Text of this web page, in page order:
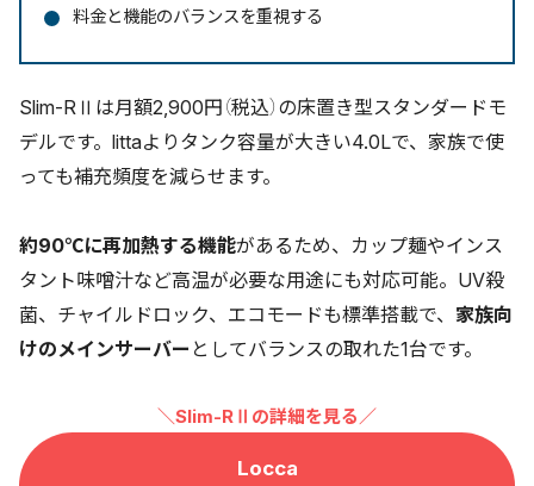
料金と機能のバランスを重視する
Slim-RⅡは月額2,900円（税込）の床置き型スタンダードモ
デルです。littaよりタンク容量が大きい4.0Lで、家族で使
っても補充頻度を減らせます。
約90℃に再加熱する機能があるため、カップ麺やインス
タント味噌汁など高温が必要な用途にも対応可能。UV殺
菌、チャイルドロック、エコモードも標準搭載で、 家族向
けのメインサーバー としてバランスの取れた1台です。
＼Slim-RⅡの詳細を見る／
Locca